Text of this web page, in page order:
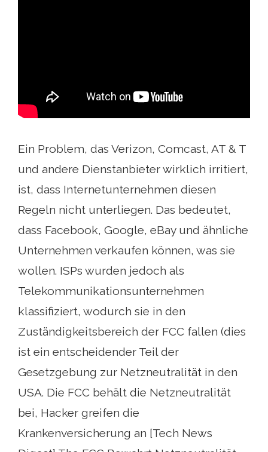
Ein Problem, das Verizon, Comcast, AT & T
und andere Dienstanbieter wirklich irritiert,
ist, dass Internetunternehmen diesen
Regeln nicht unterliegen. Das bedeutet,
dass Facebook, Google, eBay und ähnliche
Unternehmen verkaufen können, was sie
wollen. ISPs wurden jedoch als
Telekommunikationsunternehmen
klassifiziert, wodurch sie in den
Zuständigkeitsbereich der FCC fallen (dies
ist ein entscheidender Teil der
Gesetzgebung zur Netzneutralität in den
USA. Die FCC behält die Netzneutralität
bei, Hacker greifen die
Krankenversicherung an [Tech News